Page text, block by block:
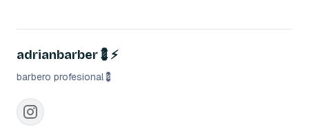
adrianbarber💈⚡️
barbero profesional💈